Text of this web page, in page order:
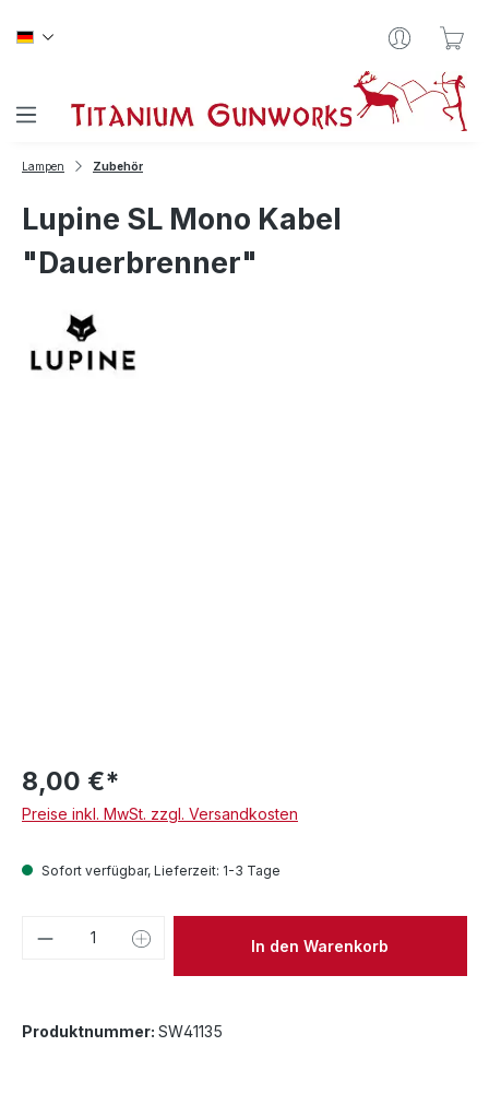
Lampen Zubehör
Lupine SL Mono Kabel
"Dauerbrenner"
8,00 €*
Preise inkl. MwSt. zzgl. Versandkosten
Sofort verfügbar, Lieferzeit: 1-3 Tage
Produkt Anzahl: Gib denIn den Warenkorb
Produktnummer: SW41135